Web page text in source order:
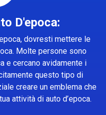
D'epoca:
dovresti mettere le
Molte persone sono
e cercano avidamente i
questo tipo di
creare un emblema che
attività di auto d’epoca.